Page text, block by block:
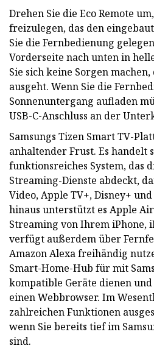
Drehen Sie die Eco Remote
freizulegen, das den
Sie die Fernbedienung
Vorderseite nach unten in
Sie sich keine Sorgen
ausgeht. Wenn Sie die
Sonnenuntergang aufladen
USB-C-Anschluss an der
Samsungs Tizen Smart TV-
anhaltender Frust. Es handelt
funktionsreiches System, das
Streaming-Dienste abdeckt,
Video, Apple TV+, Disney+
hinaus unterstützt es Apple
Streaming von Ihrem iPhone,
verfügt außerdem über
Amazon Alexa freihändig
Smart-Home-Hub für mit
kompatible Geräte dienen
einen Webbrowser. Im
zahlreichen Funktionen
wenn Sie bereits tief im
sind.